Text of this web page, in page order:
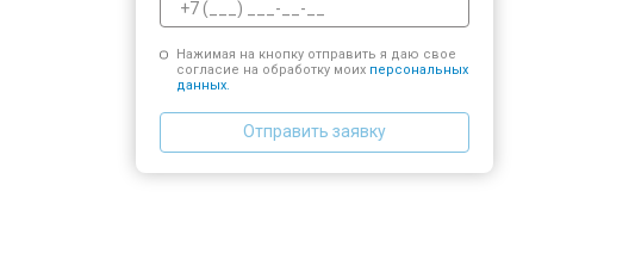
Нажимая на кнопку отправить я даю свое
согласие на обработку моих персональных
данных.
Отправить заявку